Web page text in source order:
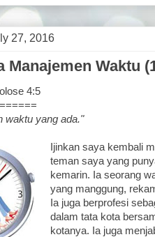
27, 2016
Manajemen Waktu
4:5
waktu yang ada."
Ijinkan saya kembali
teman saya yang
kemarin. Ia seorang
yang manggung,
Ia juga berprofesi
dalam tata kota
kotanya. Ia juga